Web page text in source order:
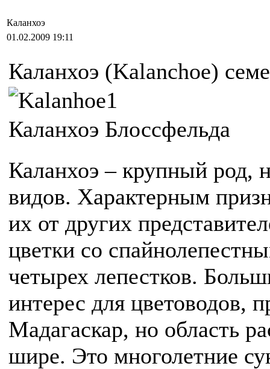
Каланхоэ
01.02.2009 19:11
Каланхоэ (Kalanсhoe)
Каланхоэ Блоссфельда
Каланхоэ – крупный род,
видов. Характерным
их от других
цветки со
четырех лепестков.
интерес для цветоводов,
Мадагаскар, но область
шире. Это многолетние